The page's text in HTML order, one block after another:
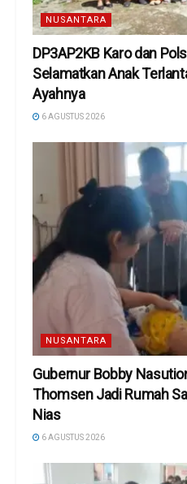
NUSANTARA
DP3AP2KB Karo dan
Selamatkan Anak
Ayahnya
6 AGUSTUS 2026
NUSANTARA
Gubernur Bobby
Thomsen Jadi Rumah
Nias
6 AGUSTUS 2026